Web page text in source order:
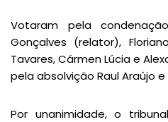
Votaram pela
Gonçalves (relator),
Tavares, Cármen Lúcia e
pela absolvição Raul Araújo e
Por unanimidade, o